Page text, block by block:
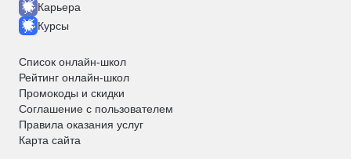
Карьера
Курсы
Список онлайн-школ
Рейтинг онлайн-школ
Промокоды и скидки
Соглашение с пользователем
Правила оказания услуг
Карта сайта